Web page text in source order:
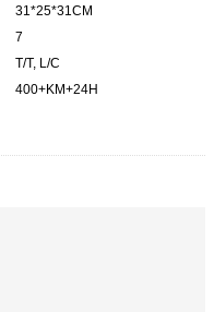
31*25*31CM
7
T/T, L/C
400+KM+24H